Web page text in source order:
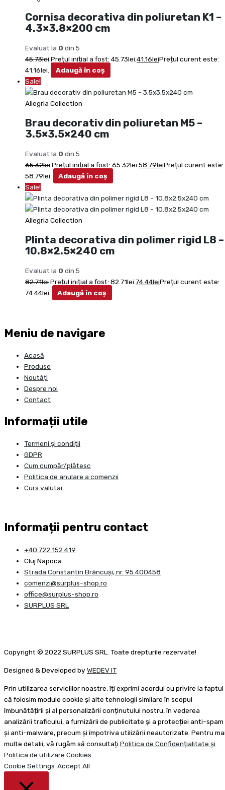
Cornisa decorativa din poliuretan K1 –
4.3×3.8×200 cm
Evaluat la 0 din 5
45.73leiPrețul inițial a fost: 45.73lei. 41.16leiPrețul curent este:
41.16lei.
Adaugă în coș
Sale!
Allegria Collection
Brau decorativ din poliuretan M5 –
3.5×3.5×240 cm
Evaluat la 0 din 5
65.32leiPrețul inițial a fost: 65.32lei. 58.79leiPrețul curent este:
58.79lei.
Adaugă în coș
Sale!
Allegria Collection
Plinta decorativa din polimer rigid L8 –
10.8×2.5×240 cm
Evaluat la 0 din 5
82.71leiPrețul inițial a fost: 82.71lei. 74.44leiPrețul curent este:
74.44lei.
Adaugă în coș
Meniu de navigare
Acasă
Produse
Noutăți
Despre noi
Contact
Informații utile
Termeni și condiții
GDPR
Cum cumpăr/plătesc
Politica de anulare a comenzii
Curs valutar
Informații pentru contact
+40 722 152 419
Cluj Napoca
Strada Constantin Brâncuşi, nr. 95 400458
comenzi@surplus-shop.ro
office@surplus-shop.ro
SURPLUS SRL
Copyright © 2022 SURPLUS SRL. Toate drepturile rezervate!
Designed & Developed by WEDEV IT
Prin utilizarea serviciilor noastre, îți exprimi acordul cu privire la faptul
că folosim module cookie și alte tehnologii similare în scopul
îmbunătățirii și al personalizării conținutului nostru, în vederea
analizării traficului, a furnizării de publicitate și a protecției anti-spam
și anti-malware, precum și împotriva utilizării neautorizate. Pentru
multe detalii, vă rugăm să consultați Politica de Confidențialitate și
Politica de utilizare Cookies
Cookie Settings Accept All